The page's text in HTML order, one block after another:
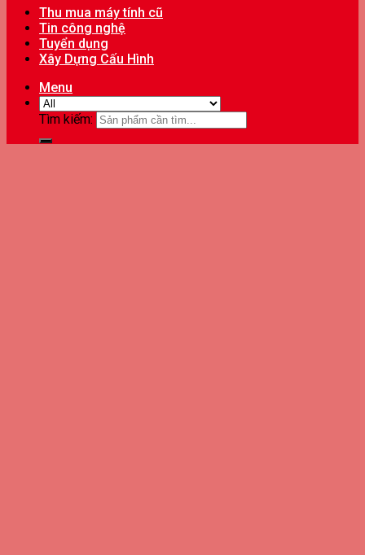
Thu mua máy tính cũ
Tin công nghệ
Tuyển dụng
Xây Dựng Cấu Hình
Menu
Tìm kiếm: